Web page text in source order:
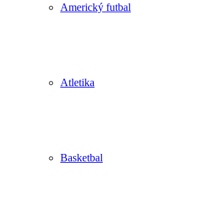
Americký futbal
Atletika
Basketbal